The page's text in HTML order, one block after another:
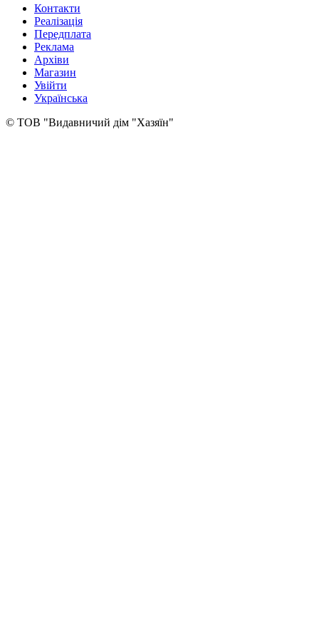
Контакти
Реалізація
Передплата
Реклама
Архіви
Магазин
Увійти
Українська
© ТОВ "Видавничий дім "Хазяїн"